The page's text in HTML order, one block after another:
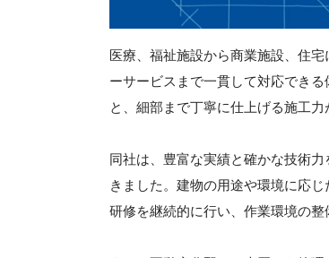
医療、福祉施設から商業施設、住
ーサービスまで一貫して対応でき
と、細部まで丁寧に仕上げる施工力
同社は、豊富な実績と確かな技術
きました。建物の用途や環境に応
研修を継続的に行い、作業環境の整